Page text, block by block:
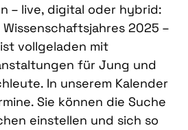
– live, digital oder hybrid:
2025 –
vollgeladen mit
für Jung und
In unserem Kalender
Sie können die Suche
einstellen und sich so